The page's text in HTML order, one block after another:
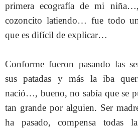
primera ecografía de mi
cozoncito latiendo… fue todo
que es difícil de explicar…
Conforme fueron pasando las
sus patadas y más la iba
nació…, bueno, no sabía que se
tan grande por alguien. Ser
ha pasado, compensa todas